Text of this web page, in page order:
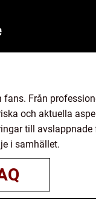
Från
och aktuella
till
i samhället.